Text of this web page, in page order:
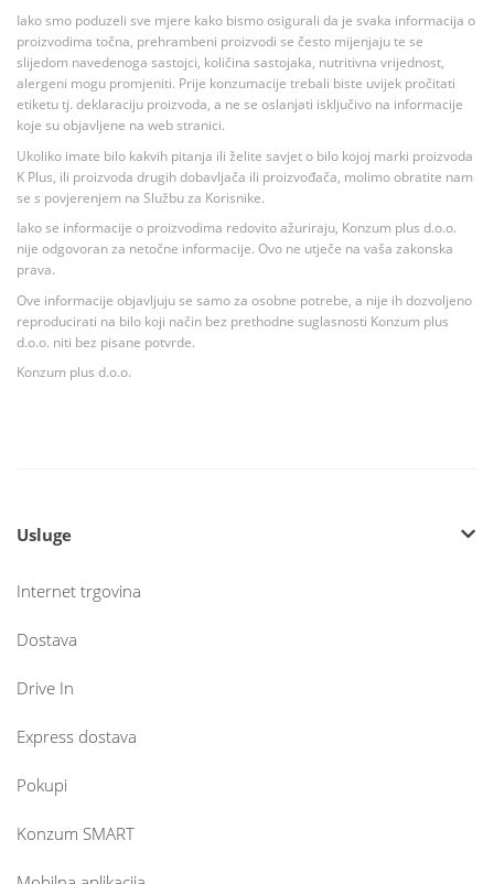
Iako smo poduzeli sve mjere kako bismo osigurali da je svaka informacija o
proizvodima točna, prehrambeni proizvodi se često mijenjaju te se
slijedom navedenoga sastojci, količina sastojaka, nutritivna vrijednost,
alergeni mogu promjeniti. Prije konzumacije trebali biste uvijek pročitati
etiketu tj. deklaraciju proizvoda, a ne se oslanjati isključivo na informacije
koje su objavljene na web stranici.
Ukoliko imate bilo kakvih pitanja ili želite savjet o bilo kojoj marki proizvoda
K Plus, ili proizvoda drugih dobavljača ili proizvođača, molimo obratite nam
se s povjerenjem na Službu za Korisnike.
Iako se informacije o proizvodima redovito ažuriraju, Konzum plus d.o.o.
nije odgovoran za netočne informacije. Ovo ne utječe na vaša zakonska
prava.
Ove informacije objavljuju se samo za osobne potrebe, a nije ih dozvoljeno
reproducirati na bilo koji način bez prethodne suglasnosti Konzum plus
d.o.o. niti bez pisane potvrde.
Konzum plus d.o.o.
Usluge
Internet trgovina
Dostava
Drive In
Express dostava
Pokupi
Konzum SMART